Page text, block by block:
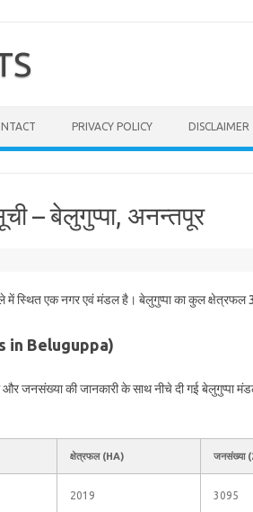
PRIVACY POLICY DISCLAIMER
– बेलुगुप्पा, अनन्तपूर
में स्थित एक नगर एवं मंडल है। बेलुगुप्पा का कुल क्षेत्रफल
in Beluguppa)
जनसंख्या की जानकारी के साथ नीचे दी गई बेलुगुप्पा
क्षेत्रफल (HA) जनसंख्या
2019 3095